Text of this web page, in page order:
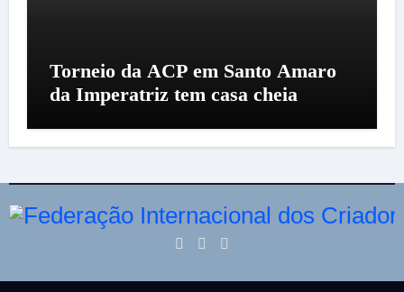
Torneio da ACP em Santo Amaro
da Imperatriz tem casa cheia